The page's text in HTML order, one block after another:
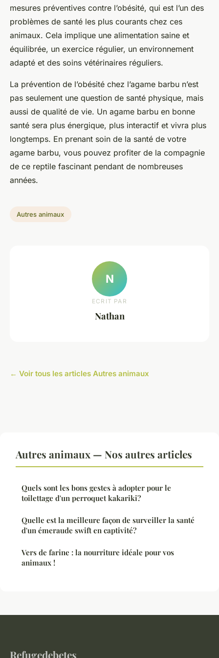
mesures préventives contre l’obésité, qui est l’un des
problèmes de santé les plus courants chez ces
animaux. Cela implique une alimentation saine et
équilibrée, un exercice régulier, un environnement
adapté et des soins vétérinaires réguliers.
La prévention de l’obésité chez l’agame barbu n’est
pas seulement une question de santé physique, mais
aussi de qualité de vie. Un agame barbu en bonne
santé sera plus énergique, plus interactif et vivra plus
longtemps. En prenant soin de la santé de votre
agame barbu, vous pouvez profiter de la compagnie
de ce reptile fascinant pendant de nombreuses
années.
Autres animaux
N
ECRIT PAR
Nathan
← Voir tous les articles Autres animaux
Autres animaux — Nos autres articles
Quels sont les bons gestes à adopter pour le
toilettage d'un perroquet kakariki?
Quelle est la meilleure façon de surveiller la santé
d'un émeraude swift en captivité?
Vers de farine : la nourriture idéale pour vos
animaux !
Refugedebetes